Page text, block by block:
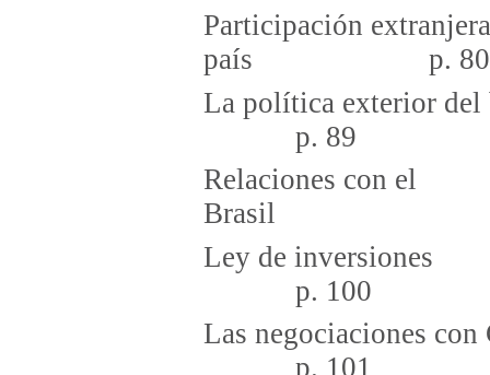
Participación
país p. 80
La política
p. 89
Relaciones con el
Ley de
p. 100
Las
p. 101